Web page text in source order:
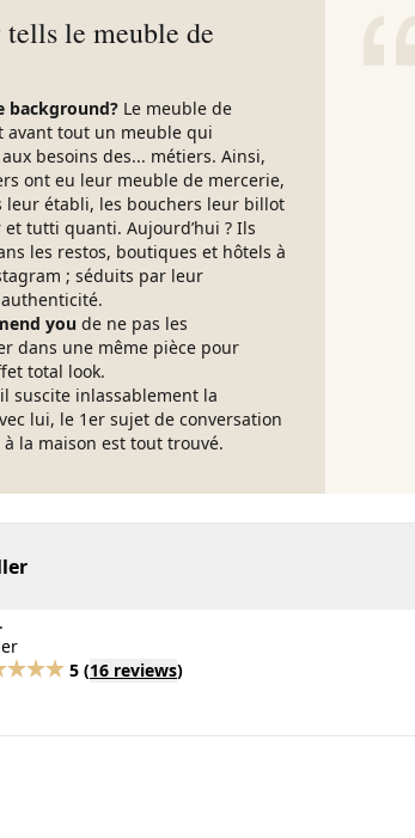
tells le meuble de
background? Le meuble de
avant tout un meuble qui
besoins des... métiers. Ainsi,
ont eu leur meuble de mercerie,
leur établi, les bouchers leur billot
tutti quanti. Aujourd’hui ? Ils
les restos, boutiques et hôtels à
; séduits par leur
you de ne pas les
dans une même pièce pour
total look.
suscite inlassablement la
lui, le 1er sujet de conversation
à la maison est tout trouvé.
5 (16 reviews)